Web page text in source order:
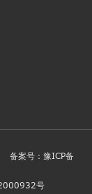
备案号：豫ICP备
号